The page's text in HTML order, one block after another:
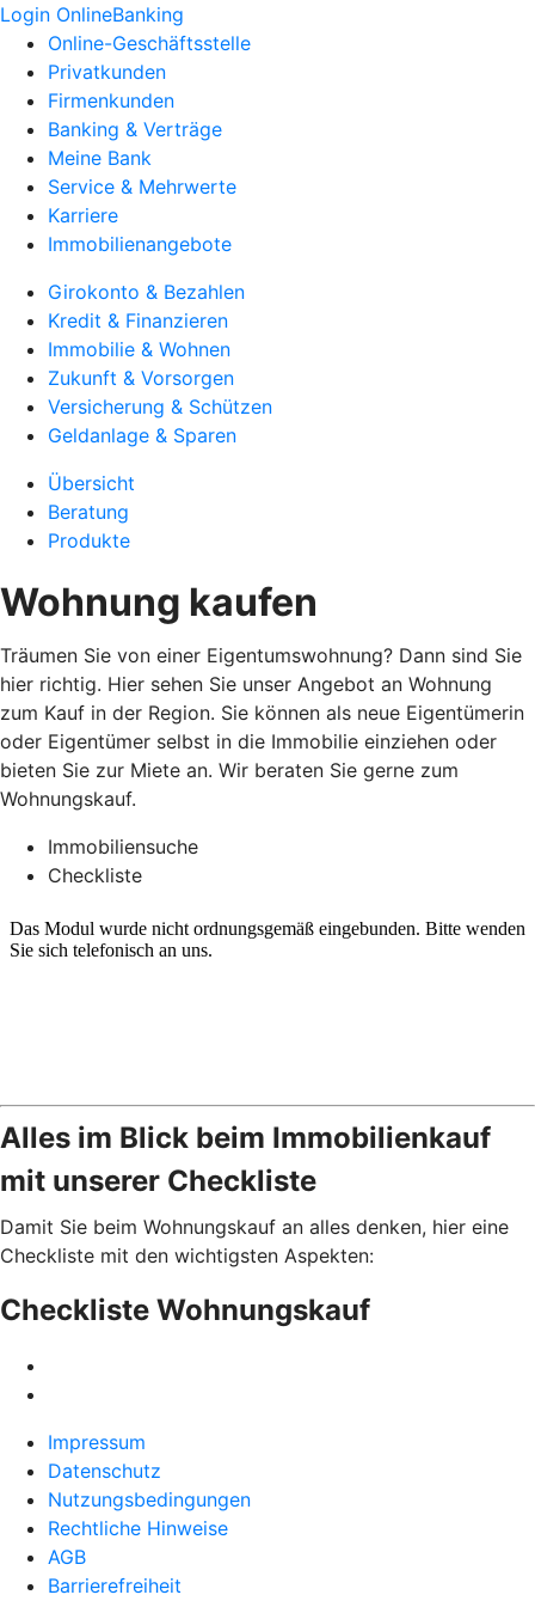
Login OnlineBanking
Online-Geschäftsstelle
Privatkunden
Firmenkunden
Banking & Verträge
Meine Bank
Service & Mehrwerte
Karriere
Immobilienangebote
Girokonto & Bezahlen
Kredit & Finanzieren
Immobilie & Wohnen
Zukunft & Vorsorgen
Versicherung & Schützen
Geldanlage & Sparen
Übersicht
Beratung
Produkte
Wohnung kaufen
Träumen Sie von einer Eigentumswohnung? Dann sind Sie
hier richtig. Hier sehen Sie unser Angebot an Wohnung
zum Kauf in der Region. Sie können als neue Eigentümerin
oder Eigentümer selbst in die Immobilie einziehen oder
bieten Sie zur Miete an. Wir beraten Sie gerne zum
Wohnungskauf.
Immobiliensuche
Checkliste
Alles im Blick beim Immobilienkauf
mit unserer Checkliste
Damit Sie beim Wohnungskauf an alles denken, hier eine
Checkliste mit den wichtigsten Aspekten:
Checkliste Wohnungskauf
Impressum
Datenschutz
Nutzungsbedingungen
Rechtliche Hinweise
AGB
Barrierefreiheit